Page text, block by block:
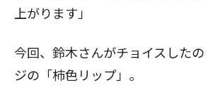
上がります」
今回、鈴木さんがチョイスした
ジの「柿色リップ」。